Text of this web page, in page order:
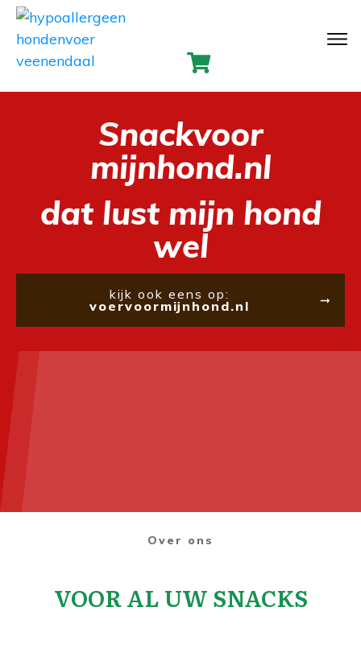
Snackvoor
mijnhond.nl
dat lust mijn hond
wel
kijk ook eens op:
voervoormijnhond.nl
Over ons
VOOR AL UW SNACKS